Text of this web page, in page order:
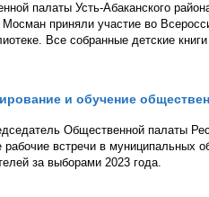
палаты Усть-Абаканского
приняли участие во
Все собранные детские
и обучение
Общественной палаты
встречи в муниципальных
за выборами 2023 года.